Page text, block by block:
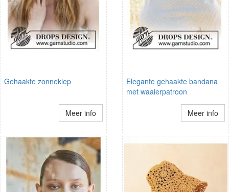
Gehaakte zonneklep
Meer info
Elegante gehaakte bandana
met waaierpatroon
Meer info